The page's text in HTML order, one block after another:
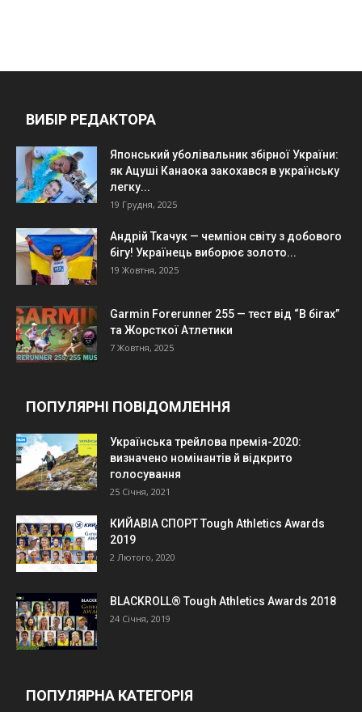
ВИБІР РЕДАКТОРА
Японський уболівальник збірної України:
як Ацуші Канаока закохався в українську
легку...
19 Грудня, 2025
Андрій Ткачук — чемпіон світу з добового
бігу! Українець виборює золото...
19 Жовтня, 2025
Garmin Forerunner 255 — тест від “В бігах”
та Жорсткої Атлетики
7 Жовтня, 2025
ПОПУЛЯРНІ ПОВІДОМЛЕННЯ
Українська трейлова премія-2020:
визначено номінантів й відкрито
голосування
25 Січня, 2021
КИЙАВІА СПОРТ Tough Athletics Awards
2019
2 Лютого, 2020
BLACKROLL® Tough Athletics Awards 2018
24 Січня, 2019
ПОПУЛЯРНА КАТЕГОРІЯ